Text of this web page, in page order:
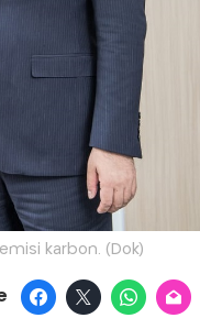
karbon. (Dok)